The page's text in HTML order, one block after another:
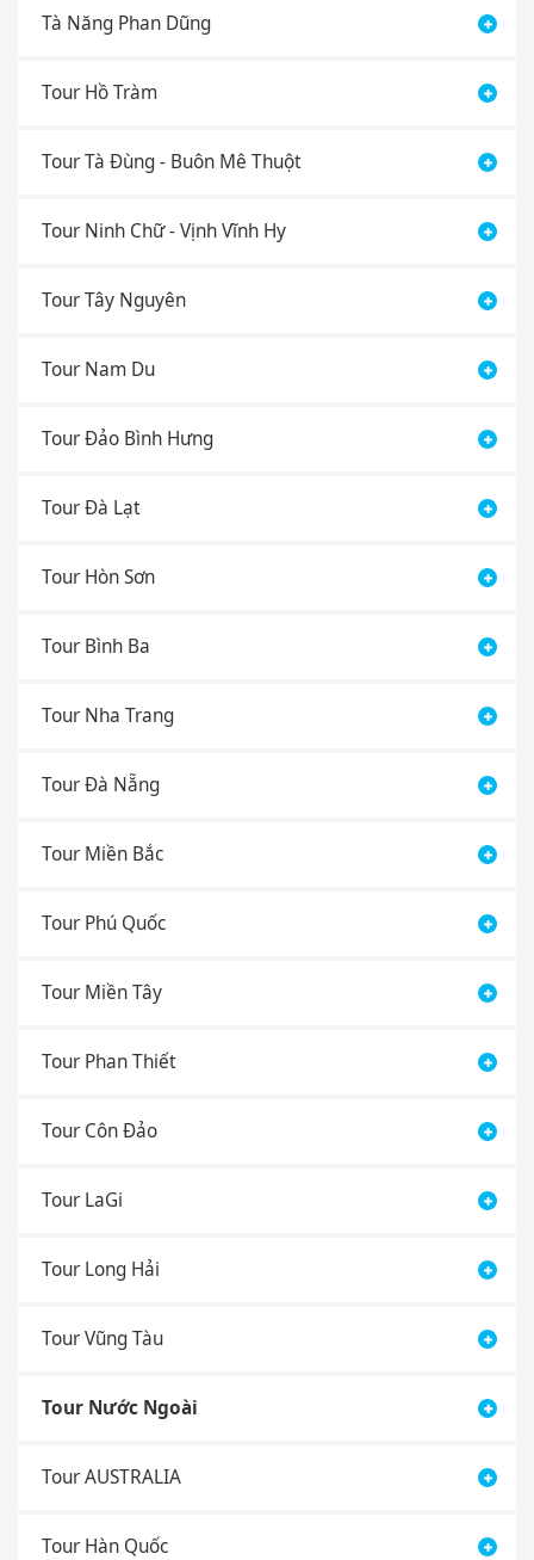
Tà Năng Phan Dũng
Tour Hồ Tràm
Tour Tà Đùng - Buôn Mê Thuột
Tour Ninh Chữ - Vịnh Vĩnh Hy
Tour Tây Nguyên
Tour Nam Du
Tour Đảo Bình Hưng
Tour Đà Lạt
Tour Hòn Sơn
Tour Bình Ba
Tour Nha Trang
Tour Đà Nẵng
Tour Miền Bắc
Tour Phú Quốc
Tour Miền Tây
Tour Phan Thiết
Tour Côn Đảo
Tour LaGi
Tour Long Hải
Tour Vũng Tàu
Tour Nước Ngoài
Tour AUSTRALIA
Tour Hàn Quốc